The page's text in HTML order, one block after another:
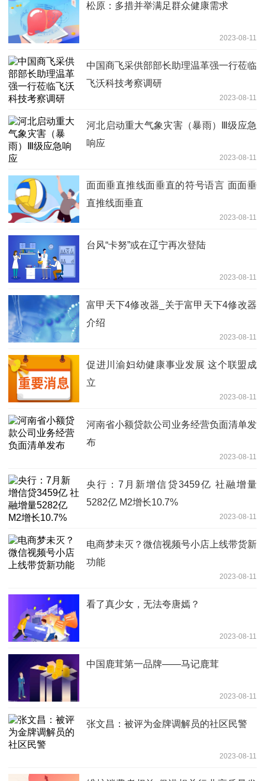
松原：多措并举满足群众健康需求
2023-08-11
中国商飞采供部部长助理温革强一行莅临
飞沃科技考察调研
2023-08-11
河北启动重大气象灾害（暴雨）Ⅲ级应急
响应
2023-08-11
面面垂直推线面垂直的符号语言 面面垂
直推线面垂直
2023-08-11
台风“卡努”或在辽宁再次登陆
2023-08-11
富甲天下4修改器_关于富甲天下4修改器
介绍
2023-08-11
促进川渝妇幼健康事业发展 这个联盟成
立
2023-08-11
河南省小额贷款公司业务经营负面清单发
布
2023-08-11
央行：7月新增信贷3459亿 社融增量
5282亿 M2增长10.7%
2023-08-11
电商梦未灭？微信视频号小店上线带货新
功能
2023-08-11
看了真少女，无法夸唐嫣？
2023-08-11
中国鹿茸第一品牌——马记鹿茸
2023-08-11
张文昌：被评为金牌调解员的社区民警
2023-08-11